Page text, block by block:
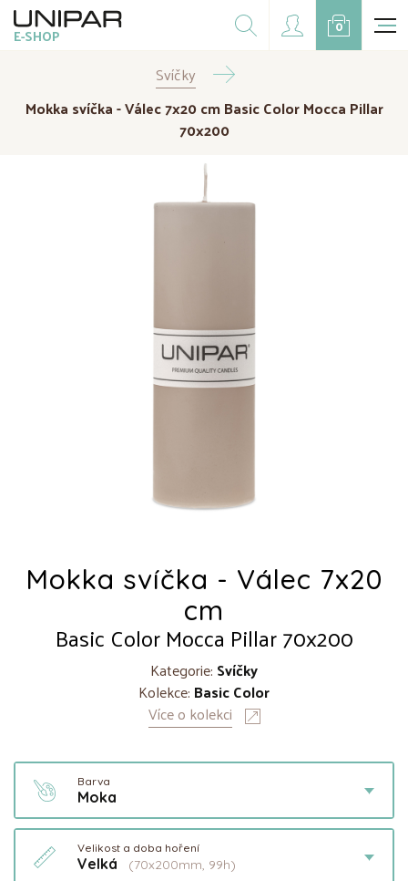
E-SHOP
Dárkové balíčky
Doplňky
Doprodej
Na přání
Kampaně
CZK EUR
0
Svíčky
Mokka svíčka - Válec 7x20 cm Basic Color Mocca Pillar
70x200
Mokka svíčka - Válec 7x20
cm
Basic Color Mocca Pillar 70x200
Kategorie: Svíčky
Kolekce: Basic Color
Více o kolekci
Barva
Moka
Velikost a doba hoření
Velká (70x200mm, 99h)